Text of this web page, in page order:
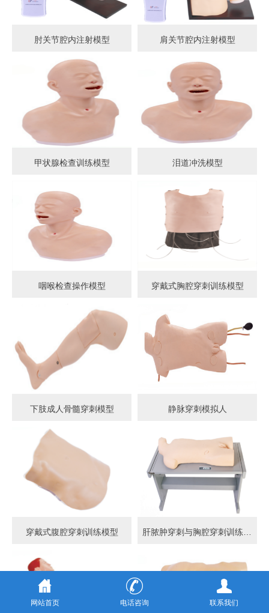
肘关节腔内注射模型 肩关节腔内注射模型
甲状腺检查训练模型 泪道冲洗模型
咽喉检查操作模型 穿戴式胸腔穿刺训练模型
下肢成人骨髓穿刺模型 静脉穿刺模拟人
穿戴式腹腔穿刺训练模型
网站首页 电话咨询 联系我们